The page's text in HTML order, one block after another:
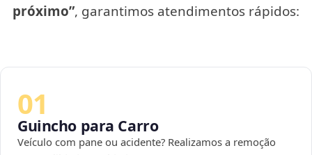
próximo”, garantimos atendimentos rápidos:
01
Guincho para Carro
Veículo com pane ou acidente? Realizamos a remoção